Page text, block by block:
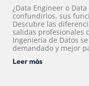
¿Data Engineer o
confundirlos, sus
Descubre las
salidas profesionales
Ingeniería de Datos
demandado y mejor
Leer más